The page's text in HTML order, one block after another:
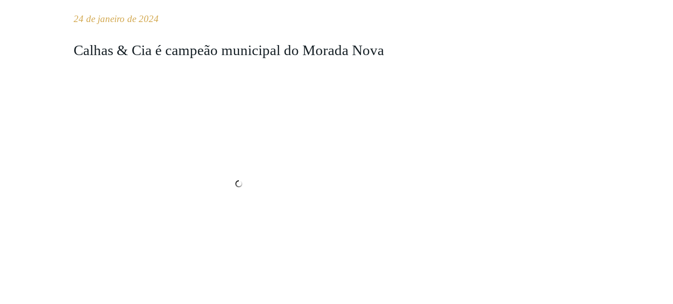
24 de janeiro de 2024
Calhas & Cia é campeão municipal do Morada Nova